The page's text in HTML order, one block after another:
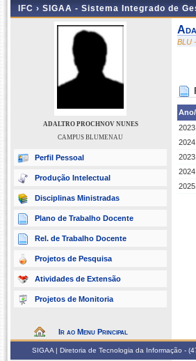
IFC › SIGAA - Sistema Integrado de
ADALTRO PROCHNOV NUNES
CAMPUS BLUMENAU
Perfil Pessoal
Produção Intelectual
Disciplinas Ministradas
Plano de Trabalho Docente
Rel. de Trabalho Docente
Projetos de Pesquisa
Atividades de Extensão
Projetos de Monitoria
Ir ao Menu Principal
BLU
SIGAA | Diretoria de Tecnologia da Informação -